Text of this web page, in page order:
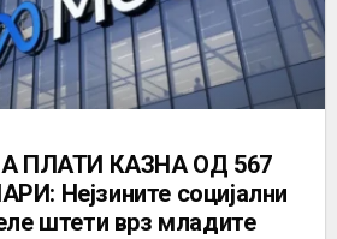
ПЛАТИ КАЗНА ОД 567
Нејзините социјални
штети врз младите